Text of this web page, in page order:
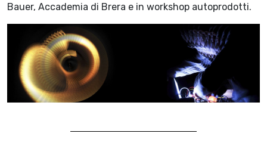
Bauer, Accademia di Brera e in workshop autoprodotti.